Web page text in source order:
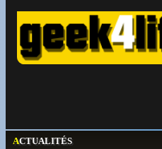
ACTUALITÉS